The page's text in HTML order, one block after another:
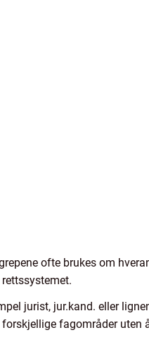
ofte brukes om
jurist, jur.kand. eller
fagområder uten